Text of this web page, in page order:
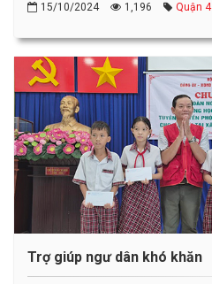
15/10/2024 1,196 Quận 4
Trợ giúp ngư dân khó khăn